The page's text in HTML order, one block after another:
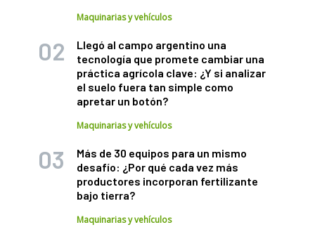
Maquinarias y vehículos
Llegó al campo argentino una
tecnología que promete cambiar una
práctica agrícola clave: ¿Y si analizar
el suelo fuera tan simple como
apretar un botón?
Maquinarias y vehículos
Más de 30 equipos para un mismo
desafío: ¿Por qué cada vez más
productores incorporan fertilizante
bajo tierra?
Maquinarias y vehículos